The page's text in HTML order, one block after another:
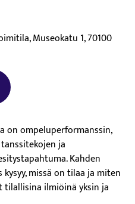
Museokatu 1, 70100
uuteen välilehteen
on ompeluperformanssin,
ja
Kahden
missä on tilaa ja miten
ilmiöinä yksin ja